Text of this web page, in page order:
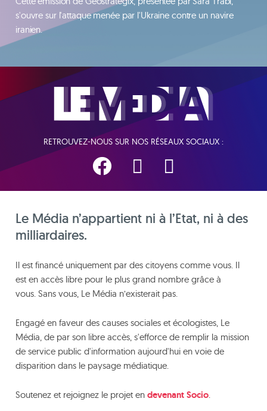
s'ouvre sur l'attaque menée par l'Ukraine contre un navire
iranien.
RETROUVEZ-NOUS SUR NOS RÉSEAUX SOCIAUX :
Le Média n’appartient ni à l’Etat, ni à des
milliardaires.
Il est financé uniquement par des citoyens comme vous. Il
est en accès libre pour le plus grand nombre grâce à
vous. Sans vous, Le Média n’existerait pas.
Engagé en faveur des causes sociales et écologistes, Le
Média, de par son libre accès, s'efforce de remplir la mission
de service public d'information aujourd'hui en voie de
disparition dans le paysage médiatique.
Soutenez et rejoignez le projet en devenant Socio.